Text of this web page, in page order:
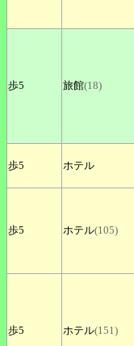
歩5 旅館(18)
歩5 ホテル
歩5 ホテル(105)
歩5 ホテル(151)